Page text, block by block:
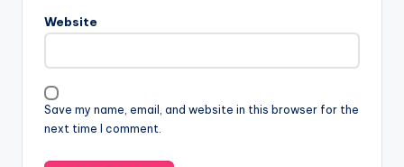
Website
Save my name, email, and website in this browser for the
next time I comment.